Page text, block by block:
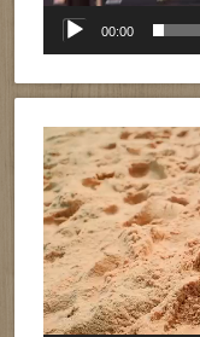
00:00
Reproductor
de
vídeo